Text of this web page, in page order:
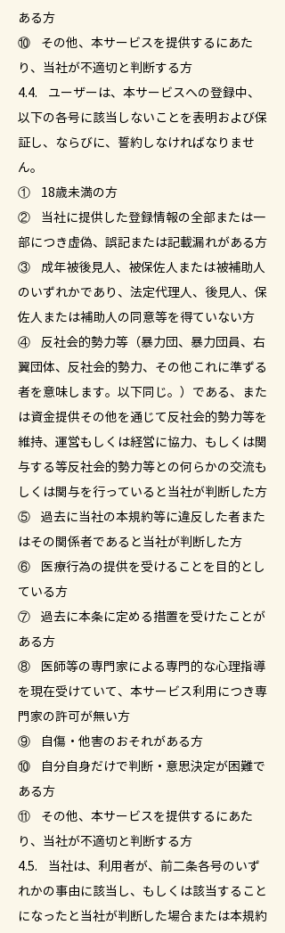
ある方
⑩ その他、本サービスを提供するにあた
り、当社が不適切と判断する方
4.4. ユーザーは、本サービスへの登録中、
以下の各号に該当しないことを表明および保
証し、ならびに、誓約しなければなりませ
ん。
① 18歳未満の方
② 当社に提供した登録情報の全部または一
部につき虚偽、誤記または記載漏れがある方
③ 成年被後見人、被保佐人または被補助人
のいずれかであり、法定代理人、後見人、保
佐人または補助人の同意等を得ていない方
④ 反社会的勢力等（暴力団、暴力団員、右
翼団体、反社会的勢力、その他これに準ずる
者を意味します。以下同じ。）である、また
は資金提供その他を通じて反社会的勢力等を
維持、運営もしくは経営に協力、もしくは関
与する等反社会的勢力等との何らかの交流も
しくは関与を行っていると当社が判断した方
⑤ 過去に当社の本規約等に違反した者また
はその関係者であると当社が判断した方
⑥ 医療行為の提供を受けることを目的とし
ている方
⑦ 過去に本条に定める措置を受けたことが
ある方
⑧ 医師等の専門家による専門的な心理指導
を現在受けていて、本サービス利用につき専
門家の許可が無い方
⑨ 自傷・他害のおそれがある方
⑩ 自分自身だけで判断・意思決定が困難で
ある方
⑪ その他、本サービスを提供するにあた
り、当社が不適切と判断する方
4.5. 当社は、利用者が、前二条各号のいず
れかの事由に該当し、もしくは該当すること
になったと当社が判断した場合または本規約